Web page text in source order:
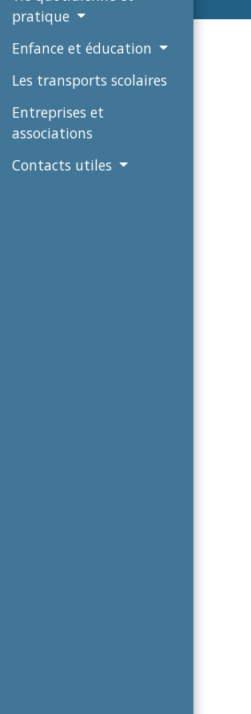
pratique
Enfance et éducation
Les transports scolaires
Entreprises et
associations
Contacts utiles